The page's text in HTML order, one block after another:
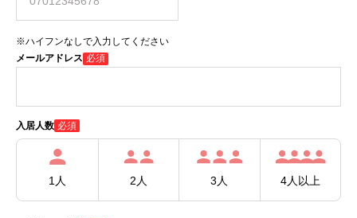
※ハイフンなしで入力してください
メールアドレス 必須
入居人数 必須
1人 2人 3人 4人以上